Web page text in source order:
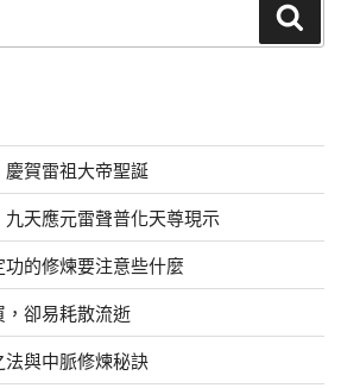
賀雷祖大帝聖誕
天應元雷聲普化天尊現示
的修煉要注意些什麼
卻易耗散流逝
與中脈修煉秘訣